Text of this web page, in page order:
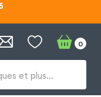
et plus…
0